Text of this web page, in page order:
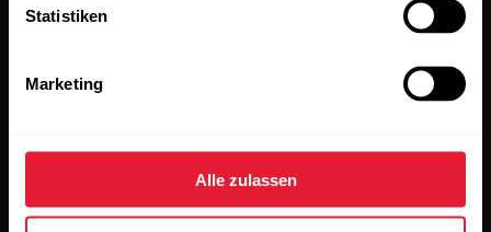
Statistiken
Marketing
Alle zulassen
dass du unseren
Datenschutzhinweis gelesen hast.
Produkte
Uhren
Über Polar
Wer wir sind